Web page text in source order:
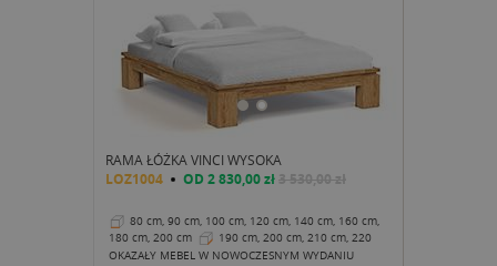
RAMA ŁÓŻKA VINCI WYSOKA
LOZ1004 OD 2 830,00 zł3 530,00 zł
80 cm, 90 cm, 100 cm, 120 cm, 140 cm, 160 cm,
180 cm, 200 cm
190 cm, 200 cm, 210 cm, 220
cm
36 cm
OKAZAŁY MEBEL W NOWOCZESNYM WYDANIU